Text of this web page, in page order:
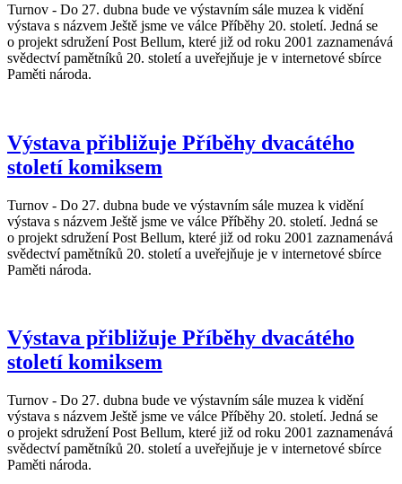
Turnov - Do 27. dubna bude ve výstavním sále muzea k vidění
výstava s názvem Ještě jsme ve válce Příběhy 20. století. Jedná se
o projekt sdružení Post Bellum, které již od roku 2001 zaznamenává
svědectví pamětníků 20. století a uveřejňuje je v internetové sbírce
Paměti národa.
Výstava přibližuje Příběhy dvacátého
století komiksem
Turnov - Do 27. dubna bude ve výstavním sále muzea k vidění
výstava s názvem Ještě jsme ve válce Příběhy 20. století. Jedná se
o projekt sdružení Post Bellum, které již od roku 2001 zaznamenává
svědectví pamětníků 20. století a uveřejňuje je v internetové sbírce
Paměti národa.
Výstava přibližuje Příběhy dvacátého
století komiksem
Turnov - Do 27. dubna bude ve výstavním sále muzea k vidění
výstava s názvem Ještě jsme ve válce Příběhy 20. století. Jedná se
o projekt sdružení Post Bellum, které již od roku 2001 zaznamenává
svědectví pamětníků 20. století a uveřejňuje je v internetové sbírce
Paměti národa.